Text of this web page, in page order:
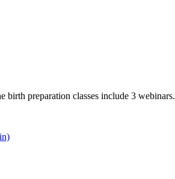
birth preparation classes include 3 webinars.